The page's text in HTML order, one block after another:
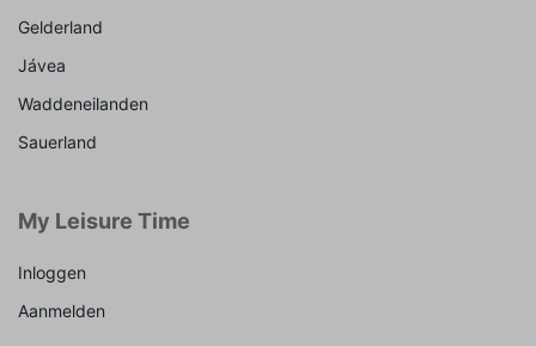
Gelderland
Jávea
Waddeneilanden
Sauerland
My Leisure Time
Inloggen
Aanmelden